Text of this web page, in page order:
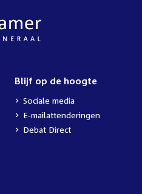
Blijf op de hoogte
Sociale media
E-mailattenderingen
Debat Direct